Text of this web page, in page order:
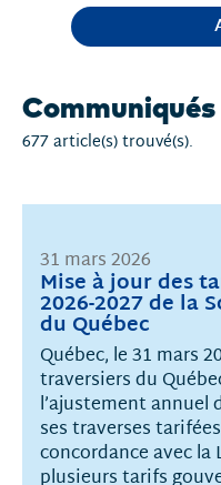
Communiqués
677 article(s) trouvé(s).
Mise à jour des
2026-2027 de la
du Québec
31 mars 2026
Québec, le 31 mars
traversiers du
l’ajustement annuel
ses traverses
concordance avec
plusieurs tarifs